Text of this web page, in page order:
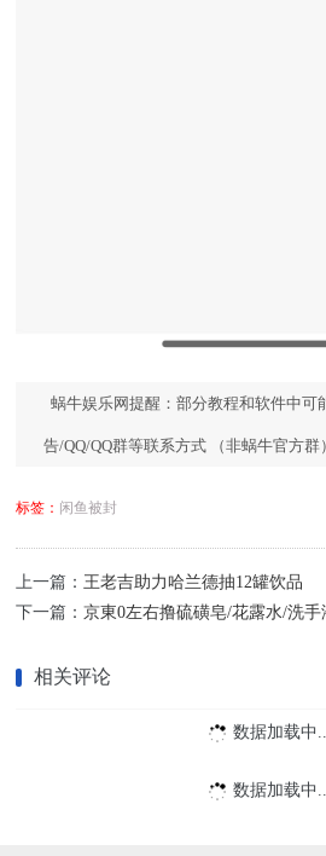
蜗牛娱乐网提醒：部分教程和软件中可
告/QQ/QQ群等联系方式 （非蜗牛官方
标签： 闲鱼被封
上一篇：王老吉助力哈兰德抽12罐饮品
下一篇：京東0左右撸硫磺皂/花露水/洗手
相关评论
数据加载中
数据加载中